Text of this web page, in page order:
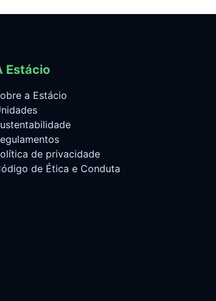
Estácio
a Estácio
de privacidade
de Ética e Conduta